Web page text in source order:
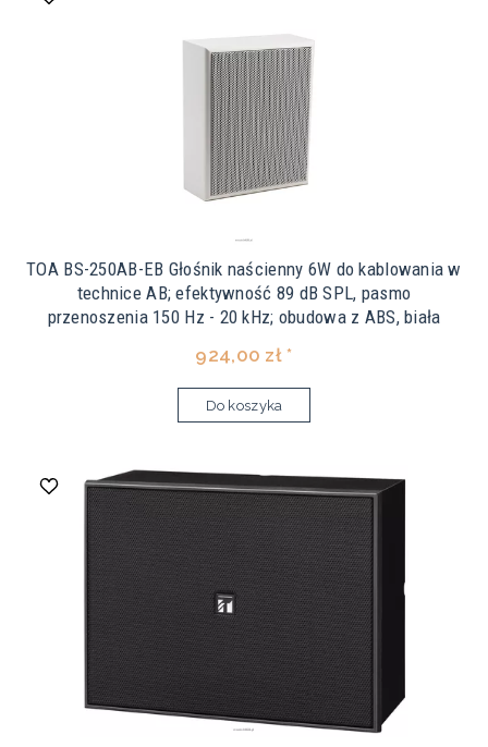
TOA BS-250AB-EB Głośnik naścienny 6W do kablowania w
technice AB; efektywność 89 dB SPL, pasmo
przenoszenia 150 Hz - 20 kHz; obudowa z ABS, biała
924,00 zł *
Do koszyka